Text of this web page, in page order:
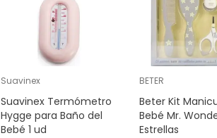
Suavinex
Suavinex Termómetro
Hygge para Baño del
Bebé 1 ud
BETER
Beter Kit
Bebé Mr.
Estrellas